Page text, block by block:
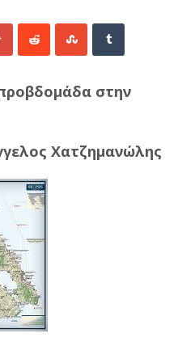
στην
Χατζημανώλης